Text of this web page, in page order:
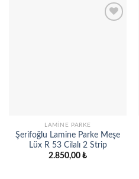
LAMINE PARKE
Şerifoğlu Lamine Parke Meşe
Lüx R 53 Cilalı 2 Strip
2.850,00 ₺